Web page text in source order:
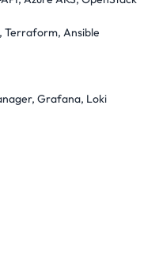
Terraform, Ansible
Grafana, Loki